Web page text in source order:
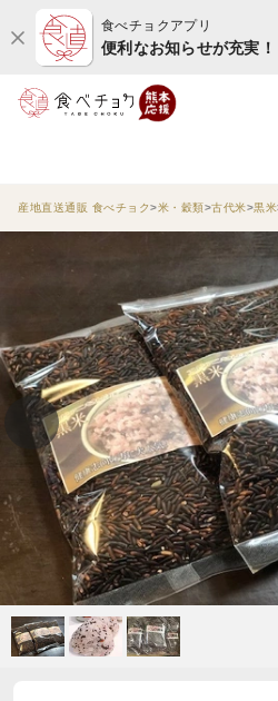
食べチョクアプリ
便利なお知らせが充実！
産地直送通販 食べチョク 米・穀類 古代米 黒米